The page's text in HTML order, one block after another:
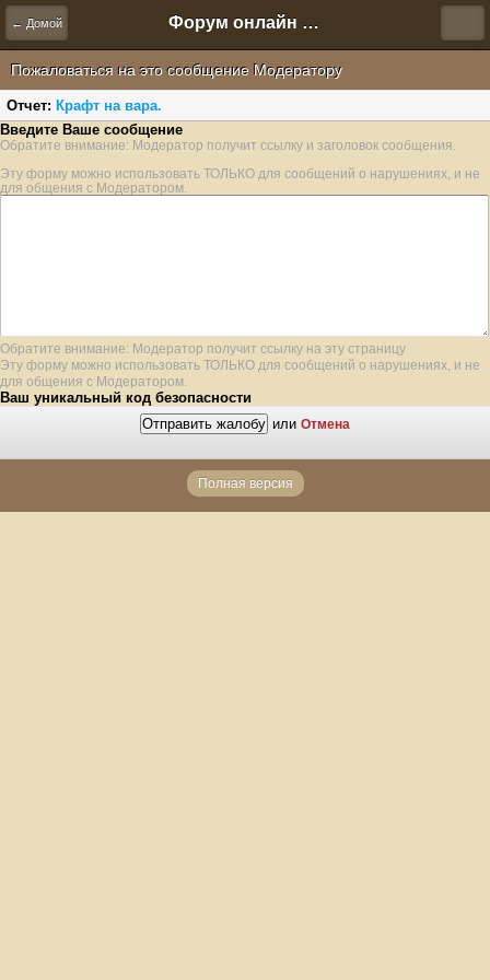
← Домой Форум онлайн игры "Новая Эра" (Нюра Биз)
Пожаловаться на это сообщение Модератору
Отчет: Крафт на вара.
Введите Ваше сообщение
Обратите внимание: Модератор получит ссылку и заголовок сообщения.
Эту форму можно использовать ТОЛЬКО для сообщений о нарушениях, и не
для общения с Модератором.
Обратите внимание: Модератор получит ссылку на эту страницу
Эту форму можно использовать ТОЛЬКО для сообщений о нарушениях, и не
для общения с Модератором.
Ваш уникальный код безопасности
или Отмена
Полная версия